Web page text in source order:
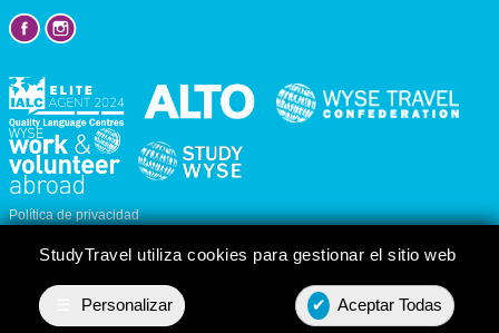
Presupuesto Contact
StudyTravel utiliza cookies para gestionar el sitio web
Personalizar ✔ Aceptar Todas
Política de privacidad